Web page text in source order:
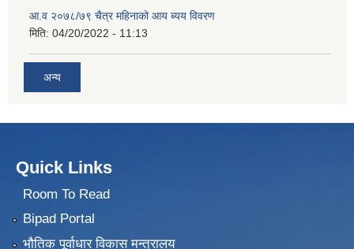
आ.व २०७८/७९ चैत्र महिनाको आय ब्यय विवरण
मिति: 04/20/2022 - 11:13
अन्य
Quick Links
Room To Read
Bipad Portal
भौतिक पूर्वाधार विकास मन्त्रालय